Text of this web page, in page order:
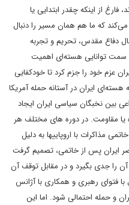
از اینکه چقدر ابتدایی یا
که ما هم همان مسیر را دنبال
دفاع مقدس، تحریم و تجربه
سمت توانایی هسته‌ای اهمیت
و استراتژیک پیدا کرد. دهه ۱۳۷۰ ایران عزم خود را جزم کرد تا خودکفایی
هسته‌ای ایران در آستانه حمله آمریکا
بین نخبگان سیاسی ایران ایجاد
یا مقاومت. در دوره های مختلف هر
مذاکرات با اروپاییها به دلیل
ایران پس از خاتمی، تصمیم گرفت
را جدی بگیرد و در مقابل توقف آن
با فتوای رهبری و همکاری با آژانس
و حمله احتمالی شود. اما این